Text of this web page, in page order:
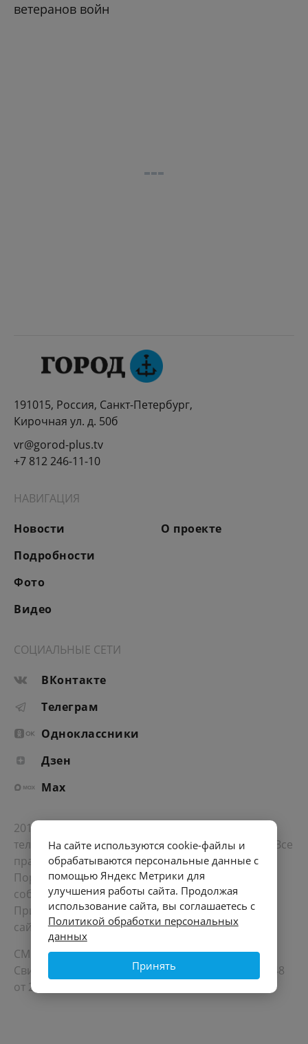
ветеранов войн
191015, Россия, Санкт-Петербург,
Кирочная ул. д. 50б
vr@gorod-plus.tv
+7 812 246-11-10
НАВИГАЦИЯ
Новости
Подробности
Фото
Видео
О проекте
СОЦИАЛЬНЫЕ СЕТИ
ВКонтакте
Телеграм
Одноклассники
Дзен
Max
2012-2026 © Портал «Электронное интернет-
телевидение правительства Санкт-Петербурга». Все
права защищены.
Портал Санкт-Петербурга- о его людях, жизни,
событиях, последних новостях.
При перепечатке материалов, прямая ссылка на
сайт обязательна. Возрастное ограничение 12+.
СМИ
Свидетельство Роскомнадзора ЭЛ № ФС 77 - 72748
от 22.05.2018
На сайте используются cookie-файлы и
обрабатываются персональные данные с
помощью Яндекс Метрики для
улучшения работы сайта. Продолжая
использование сайта, вы соглашаетесь с
Политикой обработки персональных
данных
Принять